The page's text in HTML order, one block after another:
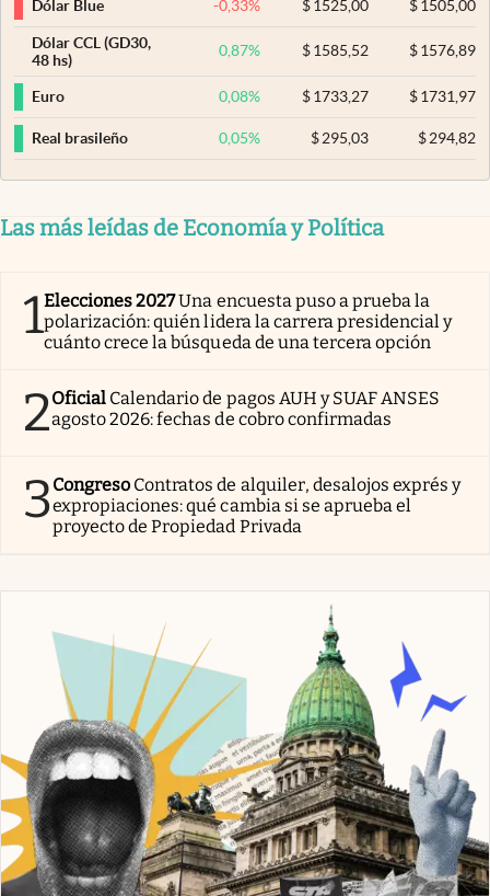
Dólar Blue -0,33% $ 1525,00 $1505,00
Dólar CCL (GD30,
48 hs)
0,87% $ 1585,52 $1576,89
Euro 0,08% $ 1733,27 $1731,97
Real brasileño 0,05% $ 295,03 $294,82
Las más leídas de Economía y Política
1Elecciones 2027Una encuesta puso a prueba la
polarización: quién lidera la carrera presidencial y
cuánto crece la búsqueda de una tercera opción
2Oficial Calendario de pagos AUH y SUAF ANSES
agosto 2026: fechas de cobro confirmadas
3Congreso Contratos de alquiler, desalojos exprés y
expropiaciones: qué cambia si se aprueba el
proyecto de Propiedad Privada